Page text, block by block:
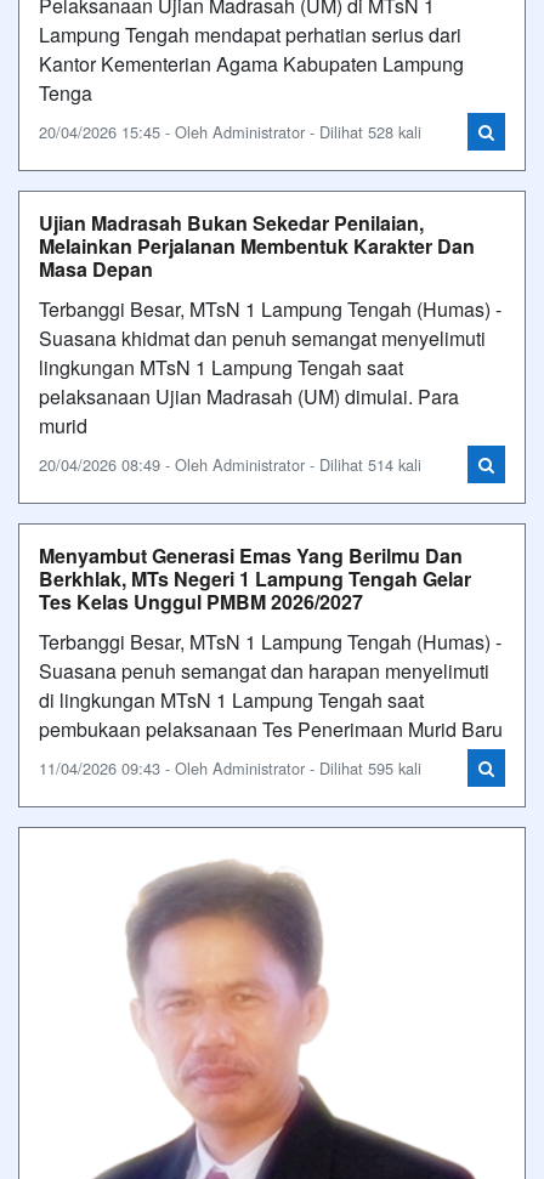
Lampung Tengah mendapat perhatian serius dari
Kantor Kementerian Agama Kabupaten Lampung
Tenga
20/04/2026 15:45 - Oleh Administrator - Dilihat 528 kali
Ujian Madrasah Bukan Sekedar Penilaian,
Melainkan Perjalanan Membentuk Karakter Dan
Masa Depan
Terbanggi Besar, MTsN 1 Lampung Tengah (Humas) -
Suasana khidmat dan penuh semangat menyelimuti
lingkungan MTsN 1 Lampung Tengah saat
pelaksanaan Ujian Madrasah (UM) dimulai. Para
murid
20/04/2026 08:49 - Oleh Administrator - Dilihat 514 kali
Menyambut Generasi Emas Yang Berilmu Dan
Berkhlak, MTs Negeri 1 Lampung Tengah Gelar
Tes Kelas Unggul PMBM 2026/2027
Terbanggi Besar, MTsN 1 Lampung Tengah (Humas) -
Suasana penuh semangat dan harapan menyelimuti
di lingkungan MTsN 1 Lampung Tengah saat
pembukaan pelaksanaan Tes Penerimaan Murid Baru
11/04/2026 09:43 - Oleh Administrator - Dilihat 595 kali